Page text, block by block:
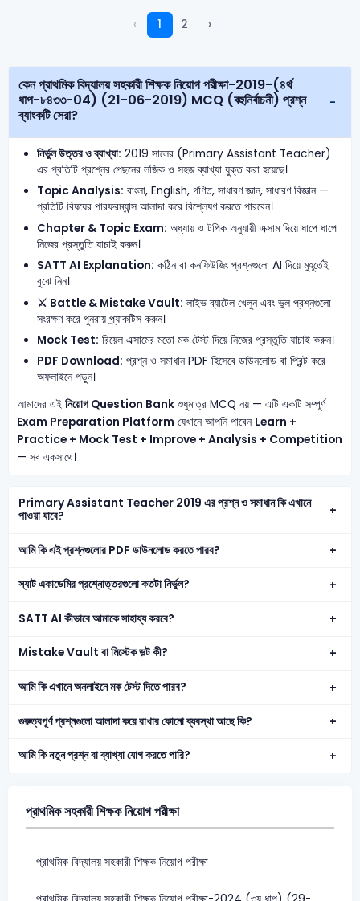
‹ 1 2 ›
কেন প্রাথমিক বিদ্যালয় সহকারী শিক্ষক নিয়োগ পরীক্ষা-2019-(৪র্থ
ধাপ-৮৪৩৩-04) (21-06-2019) MCQ (বহুনির্বাচনী) প্রশ্ন
ব্যাংকটি সেরা?
নির্ভুল উত্তর ও ব্যাখ্যা: 2019 সালের (Primary Assistant Teacher)
এর প্রতিটি প্রশ্নের পেছনের লজিক ও সহজ ব্যাখ্যা যুক্ত করা হয়েছে।
Topic Analysis: বাংলা, English, গণিত, সাধারণ জ্ঞান, সাধারণ বিজ্ঞান —
প্রতিটি বিষয়ের পারফরম্যান্স আলাদা করে বিশ্লেষণ করতে পারবেন।
Chapter & Topic Exam: অধ্যায় ও টপিক অনুযায়ী এক্সাম দিয়ে ধাপে ধাপে
নিজের প্রস্তুতি যাচাই করুন।
SATT AI Explanation: কঠিন বা কনফিউজিং প্রশ্নগুলো AI দিয়ে মুহূর্তেই
বুঝে নিন।
⚔️ Battle & Mistake Vault: লাইভ ব্যাটেল খেলুন এবং ভুল প্রশ্নগুলো
সংরক্ষণ করে পুনরায় প্র্যাকটিস করুন।
Mock Test: রিয়েল এক্সামের মতো মক টেস্ট দিয়ে নিজের প্রস্তুতি যাচাই করুন।
PDF Download: প্রশ্ন ও সমাধান PDF হিসেবে ডাউনলোড বা প্রিন্ট করে
অফলাইনে পড়ুন।
আমাদের এই নিয়োগ Question Bankশুধুমাত্র MCQ নয় — এটি একটি সম্পূর্ণ
Exam Preparation Platform যেখানে আপনি পাবেন Learn +
Practice + Mock Test + Improve + Analysis + Competition
— সব একসাথে।
Primary Assistant Teacher 2019 এর প্রশ্ন ও সমাধান কি এখানে
পাওয়া যাবে?
আমি কি এই প্রশ্নগুলোর PDF ডাউনলোড করতে পারব?
স্যাট একাডেমির প্রশ্নোত্তরগুলো কতটা নির্ভুল?
SATT AI কীভাবে আমাকে সাহায্য করবে?
Mistake Vault বা মিস্টেক ভল্ট কী?
আমি কি এখানে অনলাইনে মক টেস্ট দিতে পারব?
গুরুত্বপূর্ণ প্রশ্নগুলো আলাদা করে রাখার কোনো ব্যবস্থা আছে কি?
আমি কি নতুন প্রশ্ন বা ব্যাখ্যা যোগ করতে পারি?
প্রাথমিক সহকারী শিক্ষক নিয়োগ পরীক্ষা
প্রাথমিক বিদ্যালয় সহকারী শিক্ষক নিয়োগ পরীক্ষা